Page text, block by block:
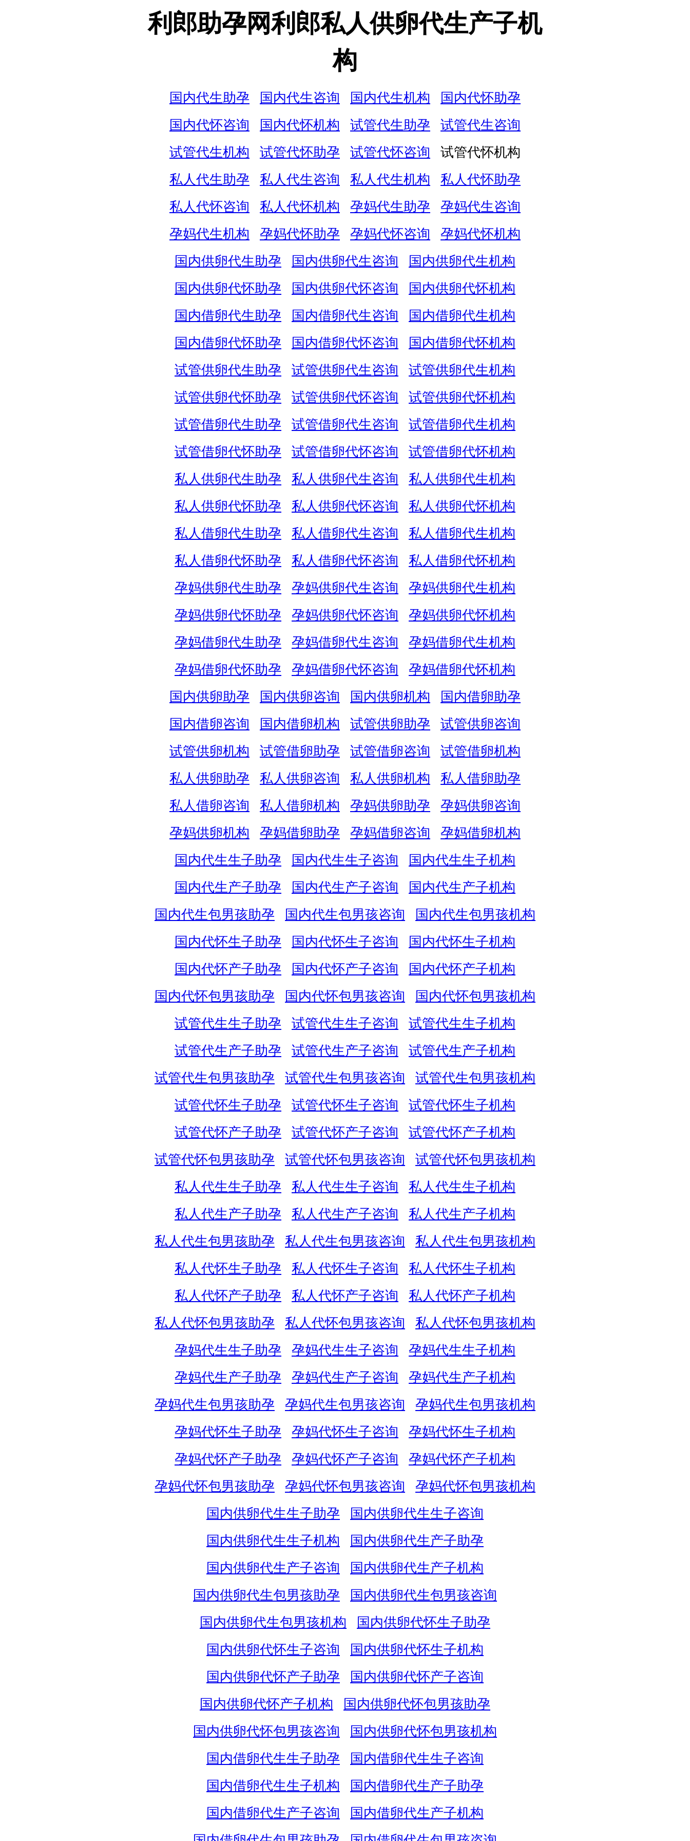
利郎助孕网利郎私人供卵代生产子机
构
国内代生助孕 国内代生咨询 国内代生机构
国内代怀助孕
国内代怀咨询
国内代怀机构 试管代生助孕
试管代生咨询
试管代生机构
试管代怀助孕 试管代怀咨询
试管代怀机构
私人代生助孕
私人代生咨询 私人代生机构
私人代怀助孕
私人代怀咨询
私人代怀机构 孕妈代生助孕
孕妈代生咨询
孕妈代生机构
孕妈代怀助孕 孕妈代怀咨询
孕妈代怀机构
国内供卵代生助孕
国内供卵代生咨询
国内供卵代生机构
国内供卵代怀助孕
国内供卵代怀咨询
国内供卵代怀机构
国内借卵代生助孕
国内借卵代生咨询
国内借卵代生机构
国内借卵代怀助孕
国内借卵代怀咨询
国内借卵代怀机构
试管供卵代生助孕
试管供卵代生咨询
试管供卵代生机构
试管供卵代怀助孕
试管供卵代怀咨询
试管供卵代怀机构
试管借卵代生助孕
试管借卵代生咨询
试管借卵代生机构
试管借卵代怀助孕
试管借卵代怀咨询
试管借卵代怀机构
私人供卵代生助孕
私人供卵代生咨询
私人供卵代生机构
私人供卵代怀助孕
私人供卵代怀咨询
私人供卵代怀机构
私人借卵代生助孕
私人借卵代生咨询
私人借卵代生机构
私人借卵代怀助孕
私人借卵代怀咨询
私人借卵代怀机构
孕妈供卵代生助孕
孕妈供卵代生咨询
孕妈供卵代生机构
孕妈供卵代怀助孕
孕妈供卵代怀咨询
孕妈供卵代怀机构
孕妈借卵代生助孕
孕妈借卵代生咨询
孕妈借卵代生机构
孕妈借卵代怀助孕
孕妈借卵代怀咨询
孕妈借卵代怀机构
国内供卵助孕
国内供卵咨询 国内供卵机构
国内借卵助孕
国内借卵咨询
国内借卵机构 试管供卵助孕
试管供卵咨询
试管供卵机构
试管借卵助孕 试管借卵咨询
试管借卵机构
私人供卵助孕
私人供卵咨询 私人供卵机构
私人借卵助孕
私人借卵咨询
私人借卵机构 孕妈供卵助孕
孕妈供卵咨询
孕妈供卵机构
孕妈借卵助孕 孕妈借卵咨询
孕妈借卵机构
国内代生生子助孕
国内代生生子咨询
国内代生生子机构
国内代生产子助孕
国内代生产子咨询
国内代生产子机构
国内代生包男孩助孕
国内代生包男孩咨询
国内代生包男孩机构
国内代怀生子助孕
国内代怀生子咨询
国内代怀生子机构
国内代怀产子助孕
国内代怀产子咨询
国内代怀产子机构
国内代怀包男孩助孕
国内代怀包男孩咨询
国内代怀包男孩机构
试管代生生子助孕
试管代生生子咨询
试管代生生子机构
试管代生产子助孕
试管代生产子咨询
试管代生产子机构
试管代生包男孩助孕
试管代生包男孩咨询
试管代生包男孩机构
试管代怀生子助孕
试管代怀生子咨询
试管代怀生子机构
试管代怀产子助孕
试管代怀产子咨询
试管代怀产子机构
试管代怀包男孩助孕
试管代怀包男孩咨询
试管代怀包男孩机构
私人代生生子助孕
私人代生生子咨询
私人代生生子机构
私人代生产子助孕
私人代生产子咨询
私人代生产子机构
私人代生包男孩助孕
私人代生包男孩咨询
私人代生包男孩机构
私人代怀生子助孕
私人代怀生子咨询
私人代怀生子机构
私人代怀产子助孕
私人代怀产子咨询
私人代怀产子机构
私人代怀包男孩助孕
私人代怀包男孩咨询
私人代怀包男孩机构
孕妈代生生子助孕
孕妈代生生子咨询
孕妈代生生子机构
孕妈代生产子助孕
孕妈代生产子咨询
孕妈代生产子机构
孕妈代生包男孩助孕
孕妈代生包男孩咨询
孕妈代生包男孩机构
孕妈代怀生子助孕
孕妈代怀生子咨询
孕妈代怀生子机构
孕妈代怀产子助孕
孕妈代怀产子咨询
孕妈代怀产子机构
孕妈代怀包男孩助孕
孕妈代怀包男孩咨询
孕妈代怀包男孩机构
国内供卵代生生子助孕
国内供卵代生生子咨询
国内供卵代生生子机构
国内供卵代生产子助孕
国内供卵代生产子咨询
国内供卵代生产子机构
国内供卵代生包男孩助孕
国内供卵代生包男孩咨询
国内供卵代生包男孩机构
国内供卵代怀生子助孕
国内供卵代怀生子咨询
国内供卵代怀生子机构
国内供卵代怀产子助孕
国内供卵代怀产子咨询
国内供卵代怀产子机构
国内供卵代怀包男孩助孕
国内供卵代怀包男孩咨询
国内供卵代怀包男孩机构
国内借卵代生生子助孕
国内借卵代生生子咨询
国内借卵代生生子机构
国内借卵代生产子助孕
国内借卵代生产子咨询
国内借卵代生产子机构